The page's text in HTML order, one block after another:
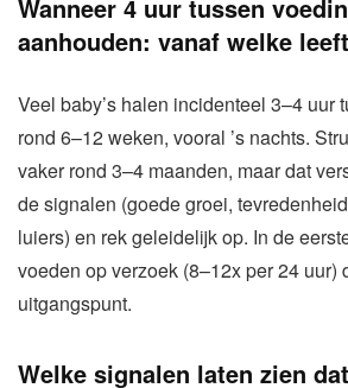
Wanneer 4 uur tussen
aanhouden: vanaf welke
Veel baby’s halen incidenteel 3–4 uur
rond 6–12 weken, vooral ’s nachts.
vaker rond 3–4 maanden, maar dat
de signalen (goede groei,
luiers) en rek geleidelijk op. In de
voeden op verzoek (8–12x per 24 uur)
uitgangspunt.
Welke signalen laten zien